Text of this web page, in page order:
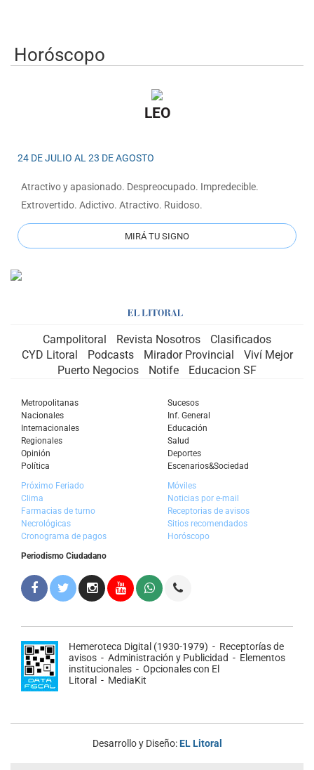
Horóscopo
LEO
24 DE JULIO AL 23 DE AGOSTO
Atractivo y apasionado. Despreocupado. Impredecible.
Extrovertido. Adictivo. Atractivo. Ruidoso.
MIRÁ TU SIGNO
Campolitoral Revista Nosotros
Clasificados
CYD Litoral
Podcasts Mirador Provincial
Viví Mejor
Puerto Negocios
Notife Educacion SF
Metropolitanas
Nacionales
Internacionales
Regionales
Opinión
Política
Sucesos
Inf. General
Educación
Salud
Deportes
Escenarios&Sociedad
Próximo Feriado
Clima
Farmacias de turno
Necrológicas
Cronograma de pagos
Móviles
Noticias por e-mail
Receptorias de avisos
Sitios recomendados
Horóscopo
Periodismo Ciudadano
Hemeroteca Digital (1930-1979) - Receptorías de
avisos - Administración y Publicidad - Elementos
institucionales - Opcionales con El
Litoral
- MediaKit
Desarrollo y Diseño:EL Litoral